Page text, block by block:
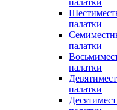
палатки
палатки
палатки
палатки
палатки